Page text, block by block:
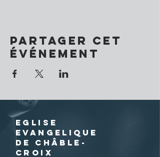
Partager cet
événement
EGLISE
EVANGELIQUE
DE CHÂBLE-
CROIX